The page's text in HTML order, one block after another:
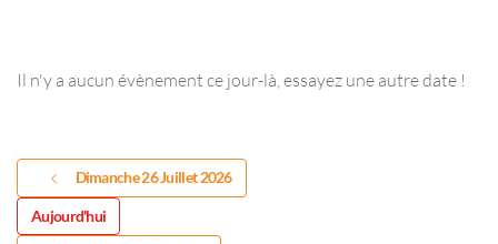
Il n'y a aucun évènement ce jour-là, essayez une autre date !
Dimanche 26 Juillet 2026
Aujourd'hui